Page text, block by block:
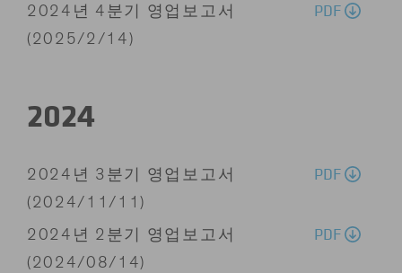
2024년 4분기 영업보고서
(2025/2/14)
PDF
2024
2024년 3분기 영업보고서
(2024/11/11)
PDF
2024년 2분기 영업보고서
(2024/08/14)
PDF